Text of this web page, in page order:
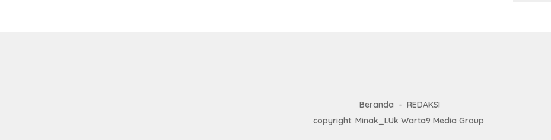
Beranda
REDAKSI
copyright: Minak_LUk Warta9 Media Group